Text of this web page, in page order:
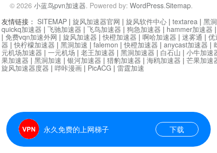
© 2026 小蓝鸟pvn加速器. Powered by: WordPress.Sitemap.
永久免费的上网梯子 下载
友情链接： SITEMAP | 旋风加速器官网 | 旋风软件中心 | textarea | 黑
quickq加速器 | 飞驰加速器 | 飞鸟加速器 | 狗急加速器 | hammer加速器
| 免费vqn加速外网 | 旋风加速器 |快橙加速器 | 啊哈加速器 | 迷雾通 | 优
器 |快柠檬加速器 | 黑洞加速 | falemon |快橙加速器 | anycast加速器 |
元机场加速器 | 一元机场 | 老王加速器 | 黑洞加速器 | 白石山 | 小牛加速
果加速器 | 黑洞加速 | 银河加速器 | 猎豹加速器 | 海鸥加速器 | 芒果加速
旋风加速器度器 | 哔咔漫画 | PicACG | 雷霆加速